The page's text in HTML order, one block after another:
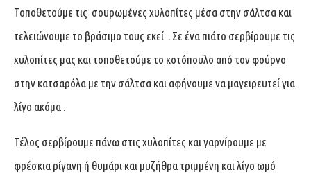
Τοποθετούμε τις σουρωμένες χυλοπίτες μέσα στην σάλτσα και
τελειώνουμε το βράσιμο τους εκεί . Σε ένα πιάτο σερβίρουμε τις
χυλοπίτες μας και τοποθετούμε το κοτόπουλο από τον φούρνο
στην κατσαρόλα με την σάλτσα και αφήνουμε να μαγειρευτεί για
λίγο ακόμα .
Τέλος σερβίρουμε πάνω στις χυλοπίτες και γαρνίρουμε με
φρέσκια ρίγανη ή θυμάρι και μυζήθρα τριμμένη και λίγο ωμό